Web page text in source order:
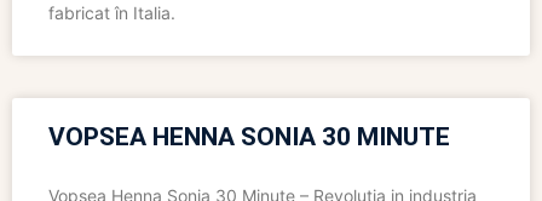
fabricat în Italia.
VOPSEA HENNA SONIA 30 MINUTE
Vopsea Henna Sonia 30 Minute – Revolutia in industria